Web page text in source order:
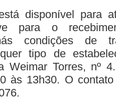
disponível para
para o
condições de
tipo de
Weimar Torres, nº
às 13h30. O